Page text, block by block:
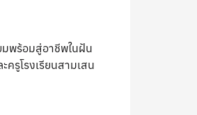
มพร้อมสู่อาชีพในฝัน
รูโรงเรียนสามเสน